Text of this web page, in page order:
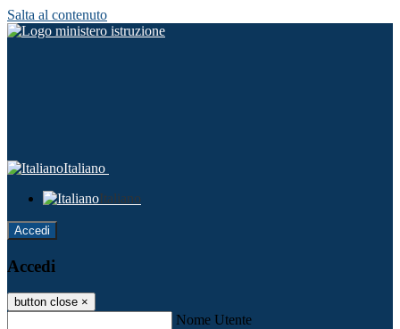
Salta al contenuto
Italiano
Italiano
Accedi
Accedi
button close ×
Nome Utente